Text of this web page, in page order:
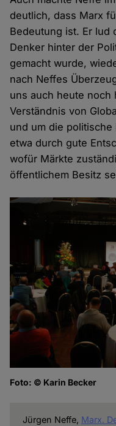
deutlich, dass Marx
Bedeutung ist. Er lud
Denker hinter der
gemacht wurde,
nach Neffes
uns auch heute noch
Verständnis von
und um die
etwa durch gute
wofür Märkte
öffentlichem Besitz
Foto: © Karin Becker
Jürgen Neffe, Marx.